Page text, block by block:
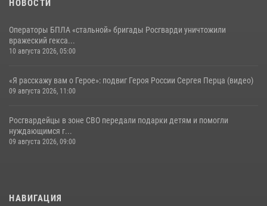
НОВОСТИ
Операторы БПЛА «стальной» бригады Росгварди уничтожили
вражеский гекса...
10 августа 2026, 05:00
«Я расскажу вам о Герое»: подвиг Героя России Сергея Перца (видео)
09 августа 2026, 11:00
Росгвардейцы в зоне СВО передали подарки детям и помогли
нуждающимся г...
09 августа 2026, 09:00
НАВИГАЦИЯ